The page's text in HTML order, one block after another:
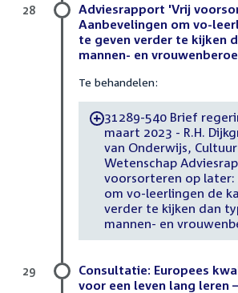
Adviesrapport 'Vrij
Aanbevelingen om vo-
te geven verder te kijken
mannen- en
Te behandelen:
-31289-540 Brief
maart 2023 - R.H.
van Onderwijs,
Wetenschap
voorsorteren op later:
om vo-leerlingen de
verder te kijken dan
mannen- en
28
Consultatie: Europees
voor een leven lang leren
29